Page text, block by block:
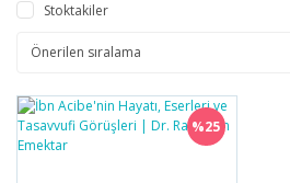
Stoktakiler
%25